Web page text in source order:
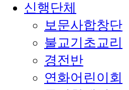
신행단체
보문사합창단
불교기초교리
경전반
연화어린이회